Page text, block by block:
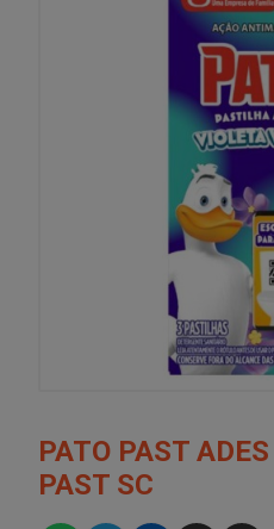
PATO PAST
PAST SC